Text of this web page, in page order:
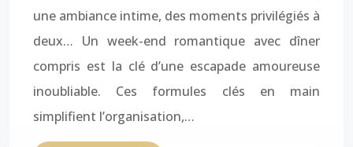
une ambiance intime, des moments privilégiés à
deux… Un week-end romantique avec dîner
compris est la clé d’une escapade amoureuse
inoubliable. Ces formules clés en main
simplifient l’organisation,…